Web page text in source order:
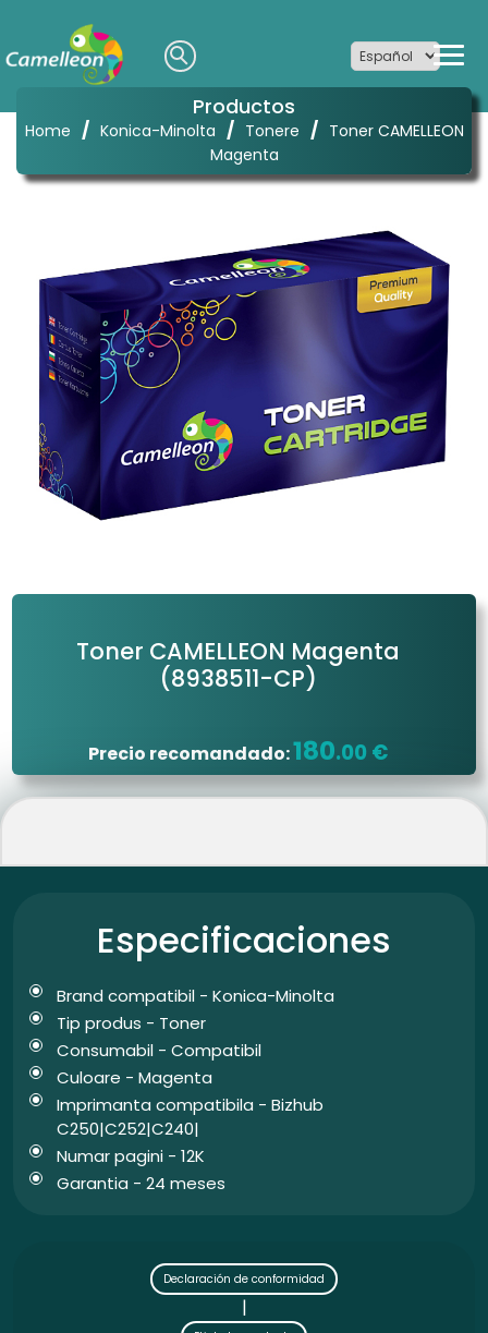
Productos
Home / Konica-Minolta / Tonere / Toner CAMELLEON
Magenta
Toner CAMELLEON Magenta
(8938511-CP)
Precio recomandado:180.00 €
Especificaciones
Brand compatibil - Konica-Minolta
Tip produs - Toner
Consumabil - Compatibil
Culoare - Magenta
Imprimanta compatibila - Bizhub
C250|C252|C240|
Numar pagini - 12K
Garantia - 24 meses
Declaración de conformidad
|